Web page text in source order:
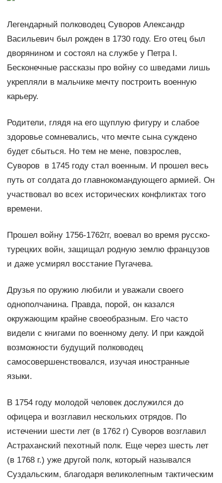
Легендарный полководец Суворов Александр
Васильевич был рожден в 1730 году. Его отец был
дворянином и состоял на службе у Петра I.
Бесконечные рассказы про войну со шведами лишь
укрепляли в мальчике мечту построить военную
карьеру.
Родители, глядя на его щуплую фигуру и слабое
здоровье сомневались, что мечте сына суждено
будет сбыться. Но тем не мене, повзрослев,
Суворов в 1745 году стал военным. И прошел весь
путь от солдата до главнокомандующего армией. Он
участвовал во всех исторических конфликтах того
времени.
Прошел войну 1756-1762гг, воевал во время русско-
турецких войн, защищал родную землю французов
и даже усмирял восстание Пугачева.
Друзья по оружию любили и уважали своего
однополчанина. Правда, порой, он казался
окружающим крайне своеобразным. Его часто
видели с книгами по военному делу. И при каждой
возможности будущий полководец
самосовершенствовался, изучая иностранные
языки.
В 1754 году молодой человек дослужился до
офицера и возглавил нескольких отрядов. По
истечении шести лет (в 1762 г) Суворов возглавил
Астраханский пехотный полк. Еще через шесть лет
(в 1768 г.) уже другой полк, который назывался
Суздальским, благодаря великолепным тактическим